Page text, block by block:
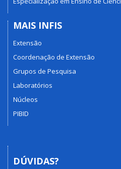
MAIS INFIS
Extensão
Coordenação de Extensão
Grupos de Pesquisa
Laboratórios
Núcleos
PIBID
DÚVIDAS?